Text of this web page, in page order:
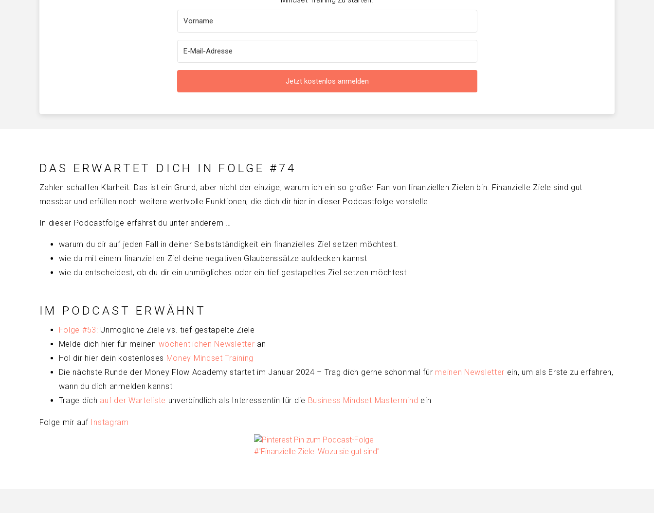
Jetzt kostenlos anmelden
DAS ERWARTET DICH IN FOLGE #74
Zahlen schaffen Klarheit. Das ist ein Grund, aber nicht der einzige, warum ich ein so großer Fan von finanziellen Zielen bin. Finanzielle Ziele sind gut
messbar und erfüllen noch weitere wertvolle Funktionen, die dich dir hier in dieser Podcastfolge vorstelle.
In dieser Podcastfolge erfährst du unter anderem …
warum du dir auf jeden Fall in deiner Selbstständigkeit ein finanzielles Ziel setzen möchtest.
wie du mit einem finanziellen Ziel deine negativen Glaubenssätze aufdecken kannst
wie du entscheidest, ob du dir ein unmögliches oder ein tief gestapeltes Ziel setzen möchtest
IM PODCAST ERWÄHNT
Folge #53: Unmögliche Ziele vs. tief gestapelte Ziele
Melde dich hier für meinen wöchentlichen Newsletter an
Hol dir hier dein kostenloses Money Mindset Training
Die nächste Runde der Money Flow Academy startet im Januar 2024 – Trag dich gerne schonmal für meinen Newsletter ein, um als Erste zu erfahren,
wann du dich anmelden kannst
Trage dich auf der Warteliste unverbindlich als Interessentin für die Business Mindset Mastermind ein
Folge mir auf Instagram